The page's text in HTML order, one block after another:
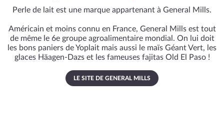
Perle de lait est une marque appartenant à General Mills.
Américain et moins connu en France, General Mills est tout
de même le 6e groupe agroalimentaire mondial. On lui doit
les bons paniers de Yoplait mais aussi le maïs Géant Vert, les
glaces Häagen-Dazs et les fameuses fajitas Old El Paso !
LE SITE DE GENERAL MILLS